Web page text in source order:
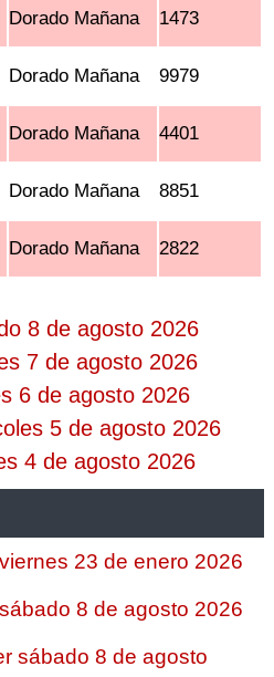
Dorado Mañana 1473
Dorado Mañana 9979
Dorado Mañana 4401
Dorado Mañana 8851
Dorado Mañana 2822
8 de agosto 2026
7 de agosto 2026
6 de agosto 2026
5 de agosto 2026
4 de agosto 2026
23 de enero 2026
8 de agosto 2026
sábado 8 de agosto